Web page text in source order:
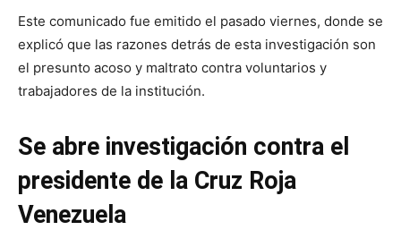
Este comunicado fue emitido el pasado viernes, donde se
explicó que las razones detrás de esta investigación son
el presunto acoso y maltrato contra voluntarios y
trabajadores de la institución.
Se abre investigación contra el
presidente de la Cruz Roja
Venezuela